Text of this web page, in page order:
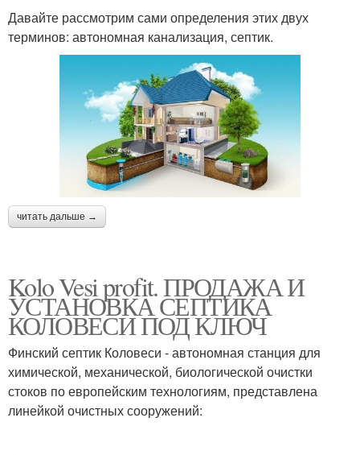
Давайте рассмотрим сами определения этих двух
терминов: автономная канализация, септик.
читать дальше →
Kolo Vesi profit. ПРОДАЖА И
УСТАНОВКА СЕПТИКА
КОЛОВЕСИ ПОД КЛЮЧ
Финский септик Коловеси - автономная станция для
химической, механической, биологической очистки
стоков по европейским технологиям, представлена
линейкой очистных сооружений: